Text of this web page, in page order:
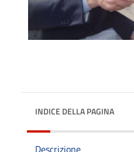
INDICE DELLA PAGINA
Descrizione